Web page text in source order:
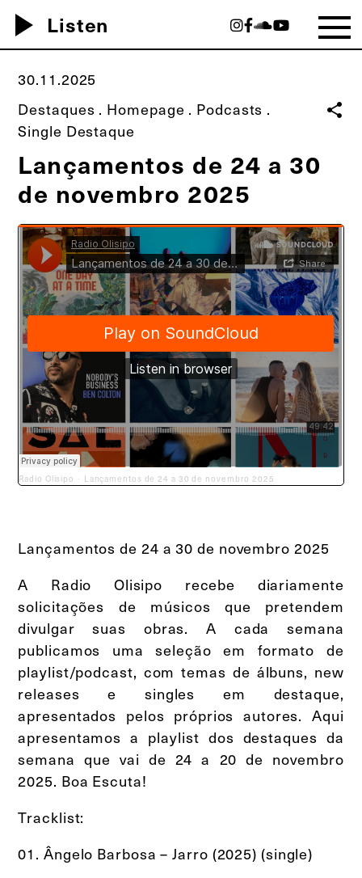
play_arrow Listen
30.11.2025
Destaques . Homepage . Podcasts .
Single Destaque
share
Lançamentos de 24 a 30
de novembro 2025
Radio Olisipo · Lançamentos de 24 a 30 de novembro 2025
Lançamentos de 24 a 30 de novembro 2025
A Radio Olisipo recebe diariamente
solicitações de músicos que pretendem
divulgar suas obras. A cada semana
publicamos uma seleção em formato de
playlist/podcast, com temas de álbuns, new
releases e singles em destaque,
apresentados pelos próprios autores. Aqui
apresentamos a playlist dos destaques da
semana que vai de 24 a 20 de novembro
2025. Boa Escuta!
Tracklist:
01. Ângelo Barbosa – Jarro (2025) (single)